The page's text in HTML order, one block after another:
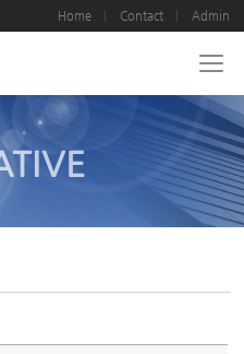
Home Contact Admin